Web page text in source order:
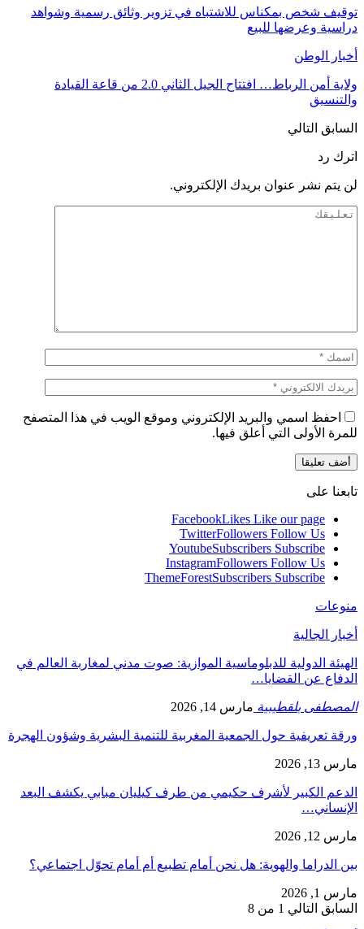
توقيف شخص بمكناس للاشتباه في تزوير وثائق رسمية وشواهد
دراسية وعرضها للبيع
أخبار الوطن
ولاية أمن الرباط… افتتاح الجيل الثاني 2.0 من قاعة القيادة
والتنسيق
السابق التالي
اترك رد
لن يتم نشر عنوان بريدك الإلكتروني.
احفظ اسمي والبريد الإلكتروني وموقع الويب في هذا المتصفح
للمرة الأولى التي أعلق فيها.
تابعنا على
FacebookLikes Like our page
TwitterFollowers Follow Us
YoutubeSubscribers Subscribe
InstagramFollowers Follow Us
ThemeForestSubscribers Subscribe
منوعات
أخبار الجالية
الهيئة الدولية للدبلوماسية الموازية: صوت مدني لمغاربة العالم في
الدفاع عن القضايا…
المصطفى بلقطيبية مارس 14, 2026
ورقة تعريفية حول الجمعية المغربية للتنمية البشرية وشؤون الهجرة
مارس 13, 2026
الدعم الكبير لأشرف حكيمي من طرف كيليان مبابي يكشف البعد
الإنساني…
مارس 12, 2026
بين الدراما والهوية: هل نحن أمام تطبيع أم أمام تحوّل اجتماعي؟
مارس 1, 2026
السابق التالي 1 من 8